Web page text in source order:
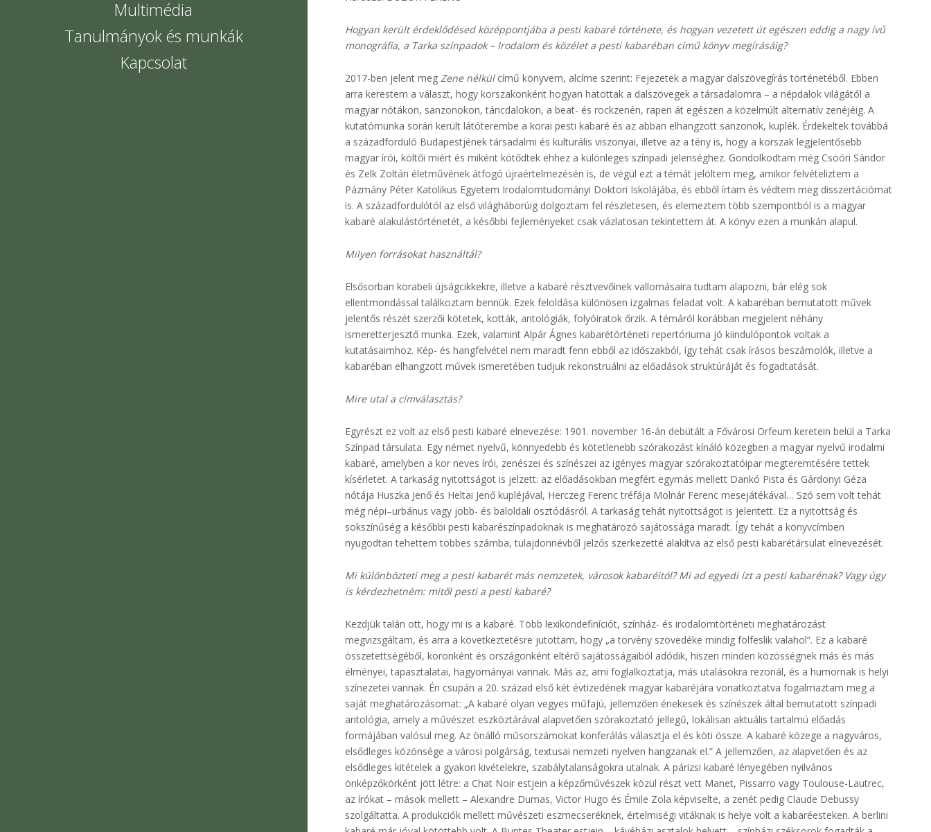
Multimédia
Tanulmányok és munkák
Kapcsolat
Hogyan került érdeklődésed középpontjába a pesti kabaré története, és hogyan vezetett út egészen eddig a nagy ívű
monográfia, a Tarka színpadok – Irodalom és közélet a pesti kabaréban című könyv megírásáig?
2017-ben jelent meg Zene nélkül című könyvem, alcíme szerint: Fejezetek a magyar dalszövegírás történetéből. Ebben
arra kerestem a választ, hogy korszakonként hogyan hatottak a dalszövegek a társadalomra – a népdalok világától a
magyar nótákon, sanzonokon, táncdalokon, a beat- és rockzenén, rapen át egészen a közelmúlt alternatív zenéjéig. A
kutatómunka során került látóterembe a korai pesti kabaré és az abban elhangzott sanzonok, kuplék. Érdekeltek továbbá
a századforduló Budapestjének társadalmi és kulturális viszonyai, illetve az a tény is, hogy a korszak legjelentősebb
magyar írói, költői miért és miként kötődtek ehhez a különleges színpadi jelenséghez. Gondolkodtam még Csoóri Sándor
és Zelk Zoltán életművének átfogó újraértelmezésén is, de végül ezt a témát jelöltem meg, amikor felvételiztem a
Pázmány Péter Katolikus Egyetem Irodalomtudományi Doktori Iskolájába, és ebből írtam és védtem meg disszertációmat
is. A századfordulótól az első világháborúig dolgoztam fel részletesen, és elemeztem több szempontból is a magyar
kabaré alakulástörténetét, a későbbi fejleményeket csak vázlatosan tekintettem át. A könyv ezen a munkán alapul.
Milyen forrásokat használtál?
Elsősorban korabeli újságcikkekre, illetve a kabaré résztvevőinek vallomásaira tudtam alapozni, bár elég sok
ellentmondással találkoztam bennük. Ezek feloldása különösen izgalmas feladat volt. A kabaréban bemutatott művek
jelentős részét szerzői kötetek, kották, antológiák, folyóiratok őrzik. A témáról korábban megjelent néhány
ismeretterjesztő munka. Ezek, valamint Alpár Ágnes kabarétörténeti repertóriuma jó kiindulópontok voltak a
kutatásaimhoz. Kép- és hangfelvétel nem maradt fenn ebből az időszakból, így tehát csak írásos beszámolók, illetve a
kabaréban elhangzott művek ismeretében tudjuk rekonstruálni az előadások struktúráját és fogadtatását.
Mire utal a címválasztás?
Egyrészt ez volt az első pesti kabaré elnevezése: 1901. november 16-án debütált a Fővárosi Orfeum keretein belül a Tarka
Színpad társulata. Egy német nyelvű, könnyedebb és kötetlenebb szórakozást kínáló közegben a magyar nyelvű irodalmi
kabaré, amelyben a kor neves írói, zenészei és színészei az igényes magyar szórakoztatóipar megteremtésére tettek
kísérletet. A tarkaság nyitottságot is jelzett: az előadásokban megfért egymás mellett Dankó Pista és Gárdonyi Géza
nótája Huszka Jenő és Heltai Jenő kupléjával, Herczeg Ferenc tréfája Molnár Ferenc mesejátékával… Szó sem volt tehát
még népi–urbánus vagy jobb- és baloldali osztódásról. A tarkaság tehát nyitottságot is jelentett. Ez a nyitottság és
sokszínűség a későbbi pesti kabarészínpadoknak is meghatározó sajátossága maradt. Így tehát a könyvcímben
nyugodtan tehettem többes számba, tulajdonnévből jelzős szerkezetté alakítva az első pesti kabarétársulat elnevezését.
Mi különbözteti meg a pesti kabarét más nemzetek, városok kabaréitól? Mi ad egyedi ízt a pesti kabarénak? Vagy úgy
is kérdezhetném: mitől pesti a pesti kabaré?
Kezdjük talán ott, hogy mi is a kabaré. Több lexikondefiníciót, színház- és irodalomtörténeti meghatározást
megvizsgáltam, és arra a következtetésre jutottam, hogy „a törvény szövedéke mindig fölfeslik valahol”. Ez a kabaré
összetettségéből, koronként és országonként eltérő sajátosságaiból adódik, hiszen minden közösségnek más és más
élményei, tapasztalatai, hagyományai vannak. Más az, ami foglalkoztatja, más utalásokra rezonál, és a humornak is helyi
színezetei vannak. Én csupán a 20. század első két évtizedének magyar kabaréjára vonatkoztatva fogalmaztam meg a
saját meghatározásomat: „A kabaré olyan vegyes műfajú, jellemzően énekesek és színészek által bemutatott színpadi
antológia, amely a művészet eszköztárával alapvetően szórakoztató jellegű, lokálisan aktuális tartalmú előadás
formájában valósul meg. Az önálló műsorszámokat konferálás választja el és köti össze. A kabaré közege a nagyváros,
elsődleges közönsége a városi polgárság, textusai nemzeti nyelven hangzanak el.” A jellemzően, az alapvetően és az
elsődleges kitételek a gyakori kivételekre, szabálytalanságokra utalnak. A párizsi kabaré lényegében nyilvános
önképzőkörként jött létre: a Chat Noir estjein a képzőművészek közül részt vett Manet, Pissarro vagy Toulouse-Lautrec,
az írókat – mások mellett – Alexandre Dumas, Victor Hugo és Émile Zola képviselte, a zenét pedig Claude Debussy
szolgáltatta. A produkciók mellett művészeti eszmecseréknek, értelmiségi vitáknak is helye volt a kabaréesteken. A berlini